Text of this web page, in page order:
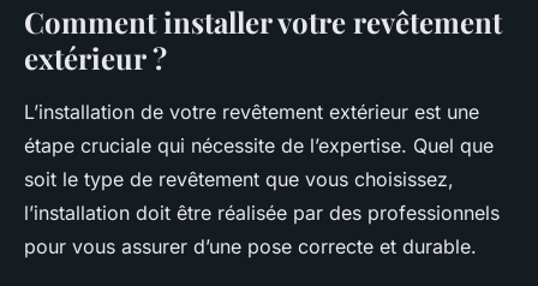
Comment installer votre revêtement
extérieur ?
L’installation de votre revêtement extérieur est une
étape cruciale qui nécessite de l’expertise. Quel que
soit le type de revêtement que vous choisissez,
l’installation doit être réalisée par des professionnels
pour vous assurer d’une pose correcte et durable.